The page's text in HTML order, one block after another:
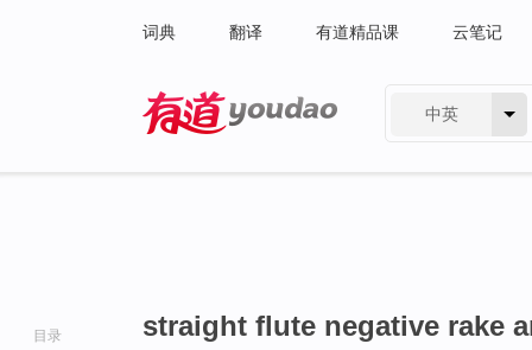
词典 翻译 有道精品课 云笔记
中英
目录 straight flute negative rake